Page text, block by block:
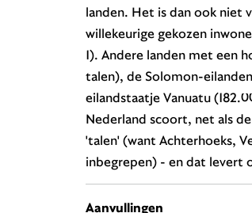
landen. Het is dan ook niet
willekeurige gekozen
1). Andere landen met een
talen), de Solomon-
eilandstaatje Vanuatu
Nederland scoort, net als
'talen' (want Achterhoeks,
inbegrepen) - en dat levert
Aanvullingen